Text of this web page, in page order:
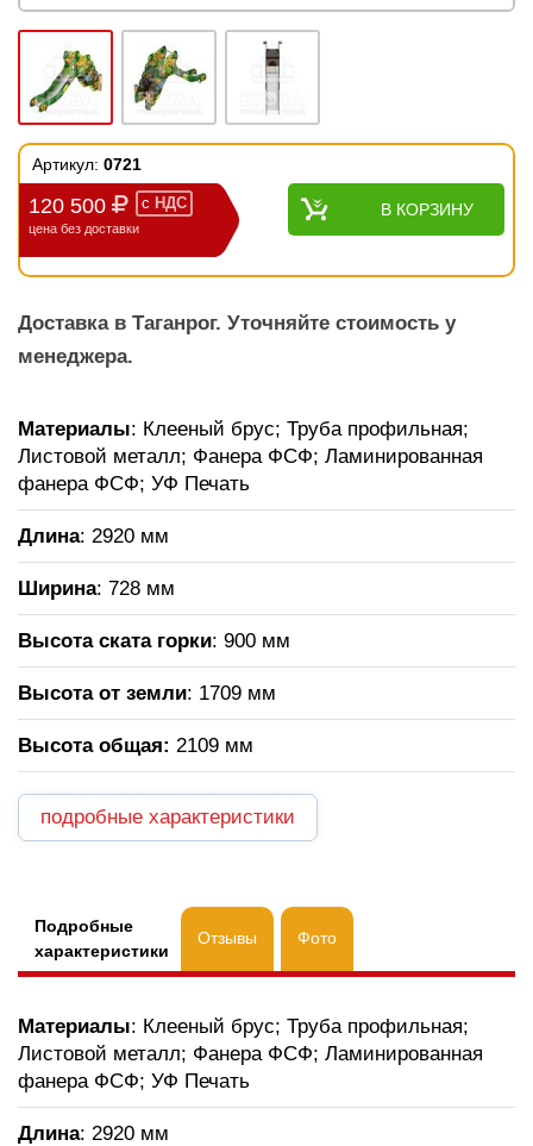
Артикул: 0721
120 500 с НДС
цена без доставки
В КОРЗИНУ
Доставка в Таганрог. Уточняйте стоимость у
менеджера.
Материалы: Клееный брус; Труба профильная;
Листовой металл; Фанера ФСФ; Ламинированная
фанера ФСФ; УФ Печать
Длина: 2920 мм
Ширина: 728 мм
Высота ската горки: 900 мм
Высота от земли: 1709 мм
Высота общая: 2109 мм
подробные характеристики
Подробные
характеристики
Отзывы Фото
Материалы: Клееный брус; Труба профильная;
Листовой металл; Фанера ФСФ; Ламинированная
фанера ФСФ; УФ Печать
Длина: 2920 мм